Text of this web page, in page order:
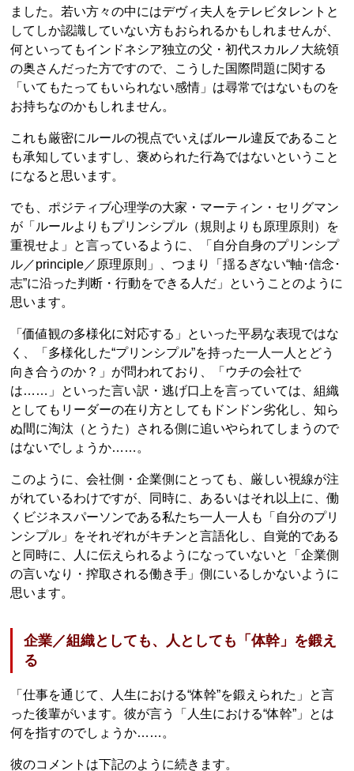
ました。若い方々の中にはデヴィ夫人をテレビタレントと
してしか認識していない方もおられるかもしれませんが、
何といってもインドネシア独立の父・初代スカルノ大統領
の奥さんだった方ですので、こうした国際問題に関する
「いてもたってもいられない感情」は尋常ではないものを
お持ちなのかもしれません。
これも厳密にルールの視点でいえばルール違反であること
も承知していますし、褒められた行為ではないということ
になると思います。
でも、ポジティブ心理学の大家・マーティン・セリグマン
が「ルールよりもプリンシプル（規則よりも原理原則）を
重視せよ」と言っているように、「自分自身のプリンシプ
ル／principle／原理原則」、つまり「揺るぎない“軸･信念･
志”に沿った判断・行動をできる人だ」ということのように
思います。
「価値観の多様化に対応する」といった平易な表現ではな
く、「多様化した“プリンシプル”を持った一人一人とどう
向き合うのか？」が問われており、「ウチの会社で
は……」といった言い訳・逃げ口上を言っていては、組織
としてもリーダーの在り方としてもドンドン劣化し、知ら
ぬ間に淘汰（とうた）される側に追いやられてしまうので
はないでしょうか……。
このように、会社側・企業側にとっても、厳しい視線が注
がれているわけですが、同時に、あるいはそれ以上に、働
くビジネスパーソンである私たち一人一人も「自分のプリ
ンシプル」をそれぞれがキチンと言語化し、自覚的である
と同時に、人に伝えられるようになっていないと「企業側
の言いなり・搾取される働き手」側にいるしかないように
思います。
企業／組織としても、人としても「体幹」を鍛え
る
「仕事を通じて、人生における“体幹”を鍛えられた」と言
った後輩がいます。彼が言う「人生における“体幹”」とは
何を指すのでしょうか……。
彼のコメントは下記のように続きます。